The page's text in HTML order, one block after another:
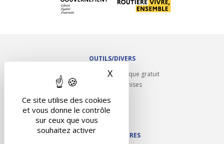
Ce site utilise des cookies
et vous donne le contrôle
sur ceux que vous
souhaitez activer
X Masquer le bandeau des
OUTILS/DIVERS
Rappel contrôle technique gratuit
Partenariats/Remises
Contact
NOS PARTENAIRES